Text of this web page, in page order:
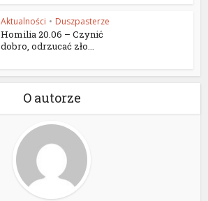
Aktualności • Duszpasterze
Homilia 20.06 – Czynić
dobro, odrzucać zło...
O autorze